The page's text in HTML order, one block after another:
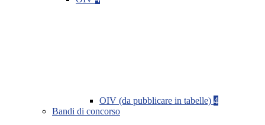
OIV (da pubblicare in tabelle) 4
Bandi di concorso